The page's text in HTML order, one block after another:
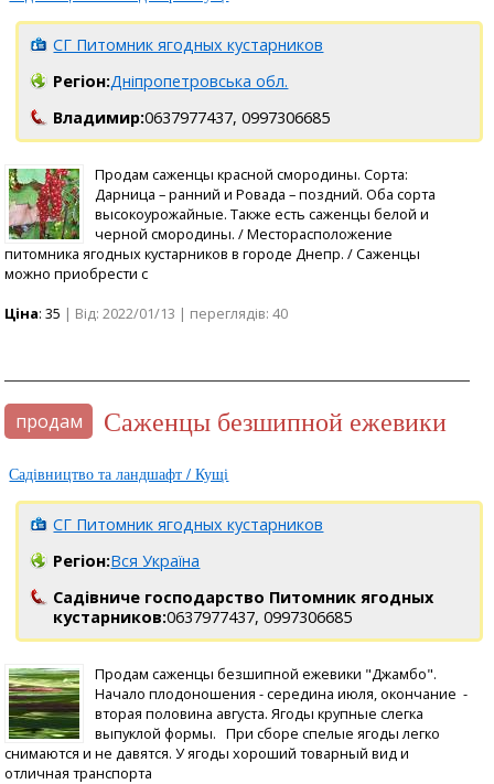
СГ Питомник ягодных кустарников
Регіон:Дніпропетровська обл.
Владимир:0637977437, 0997306685
Продам саженцы красной смородины. Сорта:
Дарница – ранний и Ровада – поздний. Оба сорта
высокоурожайные. Также есть саженцы белой и
черной смородины. / Месторасположение
питомника ягодных кустарников в городе Днепр. / Саженцы
можно приобрести с
Ціна: 35 | Від: 2022/01/13 | переглядів: 40
продам саженцы безшипной ежевики
Садівництво та ландшафт / Кущі
СГ Питомник ягодных кустарников
Регіон:Вся Україна
Садівниче господарство Питомник ягодных
кустарников:0637977437, 0997306685
Продам саженцы безшипной ежевики "Джамбо".
Начало плодоношения - середина июля, окончание -
вторая половина августа. Ягоды крупные слегка
выпуклой формы. При сборе спелые ягоды легко
снимаются и не давятся. У ягоды хороший товарный вид и
отличная транспорта